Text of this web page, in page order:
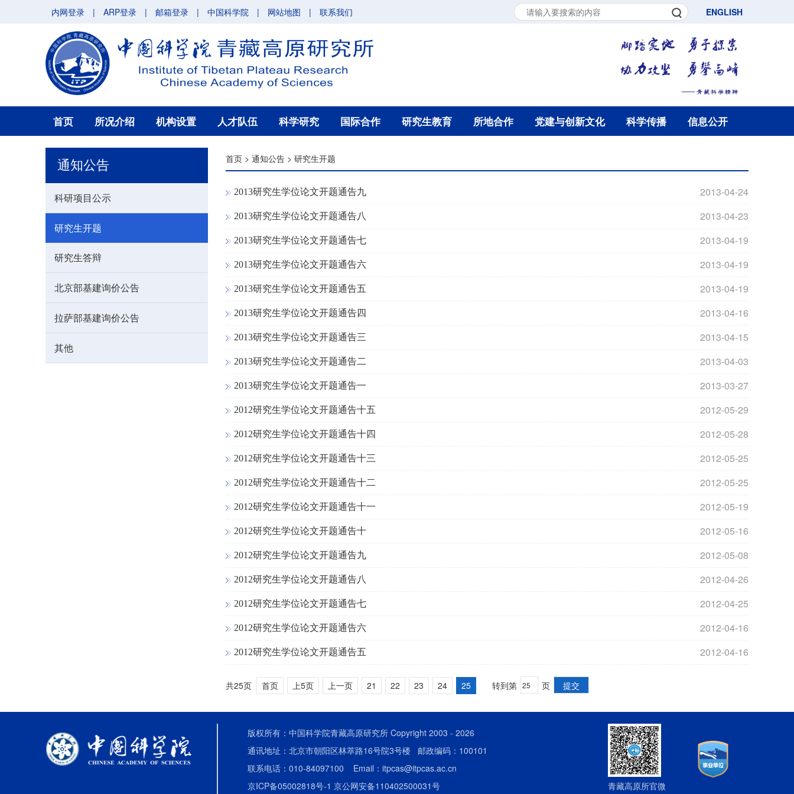
内网登录 | ARP登录 | 邮箱登录 | 中国科学院 | 网站地图 | 联系我们 ENGLISH
首页 所况介绍 机构设置 人才队伍 科学研究 国际合作 研究生教育 所地合作 党建与创新文化 科学传播 信息公开
通知公告
科研项目公示
研究生开题
研究生答辩
北京部基建询价公告
拉萨部基建询价公告
其他
首页 > 通知公告 > 研究生开题
2013研究生学位论文开题通告九 2013-04-24
2013研究生学位论文开题通告八 2013-04-23
2013研究生学位论文开题通告七 2013-04-19
2013研究生学位论文开题通告六 2013-04-19
2013研究生学位论文开题通告五 2013-04-19
2013研究生学位论文开题通告四 2013-04-16
2013研究生学位论文开题通告三 2013-04-15
2013研究生学位论文开题通告二 2013-04-03
2013研究生学位论文开题通告一 2013-03-27
2012研究生学位论文开题通告十五 2012-05-29
2012研究生学位论文开题通告十四 2012-05-28
2012研究生学位论文开题通告十三 2012-05-25
2012研究生学位论文开题通告十二 2012-05-25
2012研究生学位论文开题通告十一 2012-05-19
2012研究生学位论文开题通告十 2012-05-16
2012研究生学位论文开题通告九 2012-05-08
2012研究生学位论文开题通告八 2012-04-26
2012研究生学位论文开题通告七 2012-04-25
2012研究生学位论文开题通告六 2012-04-16
2012研究生学位论文开题通告五 2012-04-16
共25页 首页 上5页 上一页 21 22 23 24 25 转到第 页
版权所有：中国科学院青藏高原研究所 Copyright 2003 - 2026
通讯地址：北京市朝阳区林萃路16号院3号楼 邮政编码：100101
联系电话：010-84097100 Email：itpcas@itpcas.ac.cn
京ICP备05002818号-1 京公网安备110402500031号 青藏高原所官微